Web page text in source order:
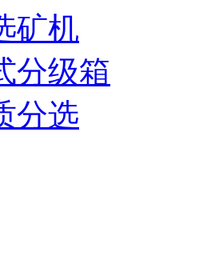
矿机
分级箱
分选